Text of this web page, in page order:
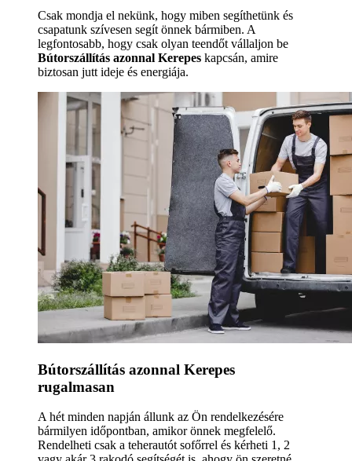
Csak mondja el nekünk, hogy miben segíthetünk és
csapatunk szívesen segít önnek bármiben. A
legfontosabb, hogy csak olyan teendőt vállaljon be
Bútorszállítás azonnal Kerepes kapcsán, amire
biztosan jutt ideje és energiája.
Bútorszállítás azonnal Kerepes
rugalmasan
A hét minden napján állunk az Ön rendelkezésére
bármilyen időpontban, amikor önnek megfelelő.
Rendelheti csak a teherautót sofőrrel és kérheti 1, 2